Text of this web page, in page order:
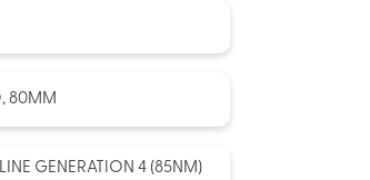
80MM
GENERATION 4 (85NM)